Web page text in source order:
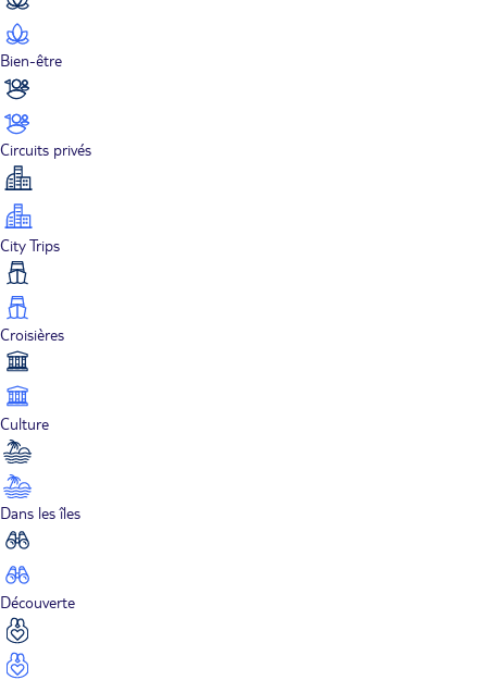
Bien-être
Circuits privés
City Trips
Croisières
Culture
Dans les îles
Découverte